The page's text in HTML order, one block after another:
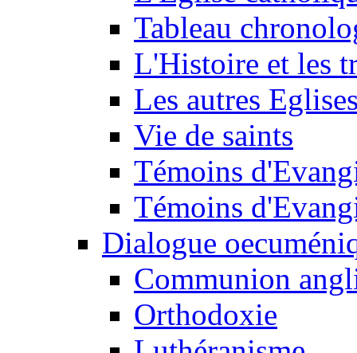
Tableau
L'Histoire et les
Les autres
Vie de saints
Témoins
Témoins
Dialogue
Communion
Orthodoxie